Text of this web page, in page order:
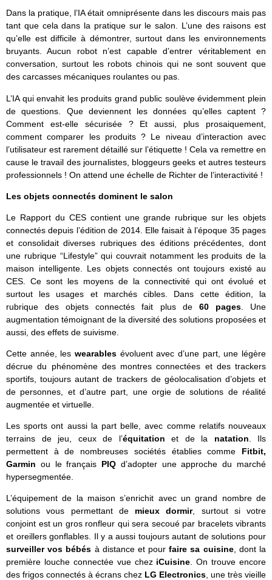
Dans la pratique, l’IA était omniprésente dans les discours mais pas
tant que cela dans la pratique sur le salon. L’une des raisons est
qu’elle est difficile à démontrer, surtout dans les environnements
bruyants. Aucun robot n’est capable d’entrer véritablement en
conversation, surtout les robots chinois qui ne sont souvent que
des carcasses mécaniques roulantes ou pas.
L’IA qui envahit les produits grand public soulève évidemment plein
de questions. Que deviennent les données qu’elles captent ?
Comment est-elle sécurisée ? Et aussi, plus prosaiquement,
comment comparer les produits ? Le niveau d’interaction avec
l’utilisateur est rarement détaillé sur l’étiquette ! Cela va remettre en
cause le travail des journalistes, bloggeurs geeks et autres testeurs
professionnels ! On attend une échelle de Richter de l’interactivité !
Les objets connectés dominent le salon
Le Rapport du CES contient une grande rubrique sur les objets
connectés depuis l’édition de 2014. Elle faisait à l’époque 35 pages
et consolidait diverses rubriques des éditions précédentes, dont
une rubrique “Lifestyle” qui couvrait notamment les produits de la
maison intelligente. Les objets connectés ont toujours existé au
CES. Ce sont les moyens de la connectivité qui ont évolué et
surtout les usages et marchés cibles. Dans cette édition, la
rubrique des objets connectés fait plus de 60 pages. Une
augmentation témoignant de la diversité des solutions proposées et
aussi, des effets de suivisme.
Cette année, les wearables évoluent avec d’une part, une légère
décrue du phénomène des montres connectées et des trackers
sportifs, toujours autant de trackers de géolocalisation d’objets et
de personnes, et d’autre part, une orgie de solutions de réalité
augmentée et virtuelle.
Les sports ont aussi la part belle, avec comme relatifs nouveaux
terrains de jeu, ceux de l’équitation et de la natation . Ils
permettent à de nombreuses sociétés établies comme Fitbit,
Garmin ou le français PIQ d’adopter une approche du marché
hypersegmentée.
L’équipement de la maison s’enrichit avec un grand nombre de
solutions vous permettant de mieux dormir, surtout si votre
conjoint est un gros ronfleur qui sera secoué par bracelets vibrants
et oreillers gonflables. Il y a aussi toujours autant de solutions pour
surveiller vos bébés à distance et pourfaire sa cuisine, dont la
première louche connectée vue cheziCuisine . On trouve encore
des frigos connectés à écrans chez LG Electronics , une très vieille